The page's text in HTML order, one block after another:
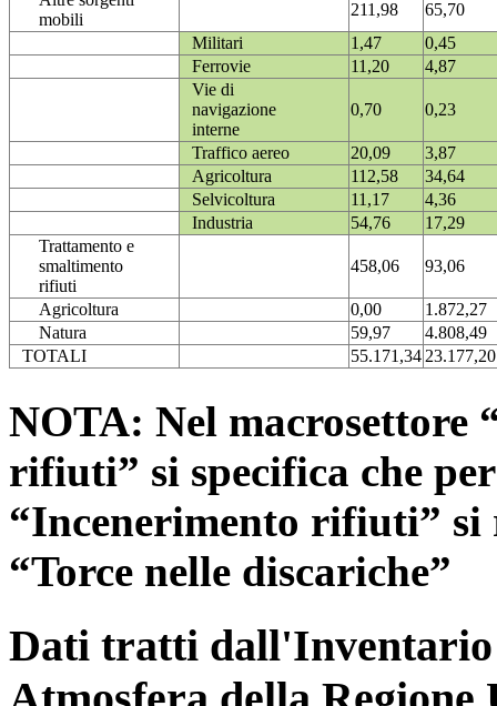
mobili
211,98
65,70
Militari
1,47
0,45
Ferrovie
11,20
4,87
Vie di
navigazione
interne
0,70 0,23
Traffico aereo 20,09
3,87
Agricoltura
112,58
34,64
Selvicoltura
11,17
4,36
Industria
54,76
17,29
Trattamento e
smaltimento
rifiuti
458,06 93,06
Agricoltura 0,00
1.872,27
Natura
59,97
4.808,49
TOTALI
55.171,3423.177,20
NOTA: Nel macrosettore
rifiuti” si specifica che
“Incenerimento rifiuti”
“Torce nelle discariche”
Dati tratti dall'Inventario